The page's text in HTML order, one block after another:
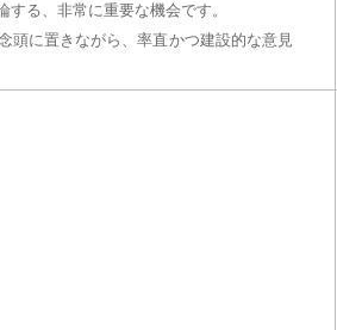
る、非常に重要な機会です。
頭に置きながら、率直かつ建設的な意見